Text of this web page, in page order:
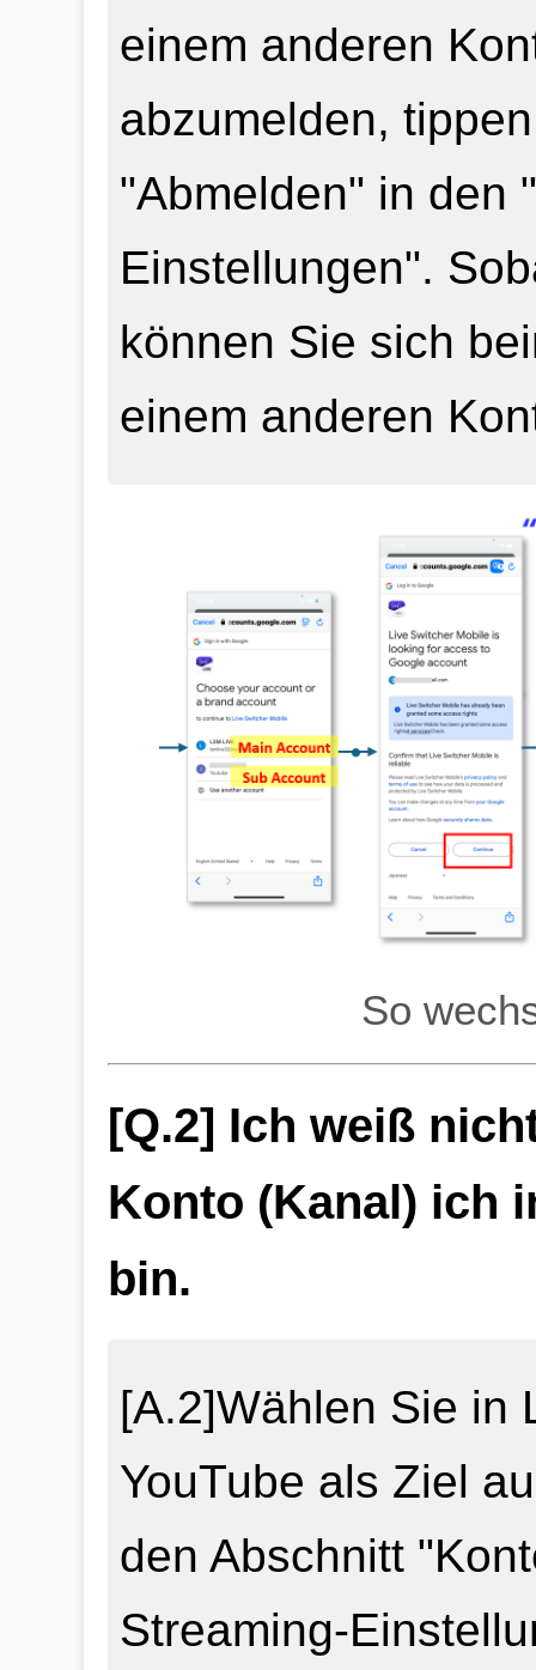
einem anderen
abzumelden,
"Abmelden" in den
Einstellungen".
können Sie sich
einem anderen
So
[Q.2] Ich weiß
Konto (Kanal) ich
bin.
[A.2]Wählen Sie in
YouTube als Ziel
den Abschnitt
Streaming-